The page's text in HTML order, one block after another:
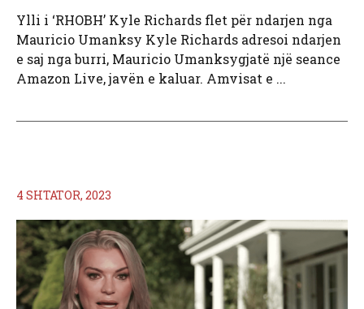
Ylli i ‘RHOBH’ Kyle Richards flet për ndarjen nga
Mauricio Umanksy Kyle Richards adresoi ndarjen
e saj nga burri, Mauricio Umanksygjatë një seance
Amazon Live, javën e kaluar. Amvisat e ...
4 SHTATOR, 2023